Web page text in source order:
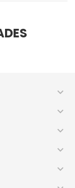




